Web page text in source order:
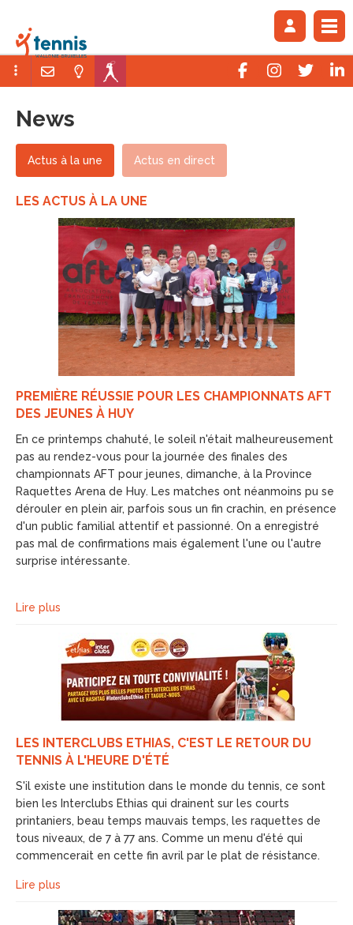
News
Actus à la une Actus en direct
LES ACTUS À LA UNE
PREMIÈRE RÉUSSIE POUR LES CHAMPIONNATS AFT
DES JEUNES À HUY
En ce printemps chahuté, le soleil n'était malheureusement
pas au rendez-vous pour la journée des finales des
championnats AFT pour jeunes, dimanche, à la Province
Raquettes Arena de Huy. Les matches ont néanmoins pu se
dérouler en plein air, parfois sous un fin crachin, en présence
d'un public familial attentif et passionné. On a enregistré
pas mal de confirmations mais également l'une ou l'autre
surprise intéressante.
Lire plus
LES INTERCLUBS ETHIAS, C'EST LE RETOUR DU
TENNIS À L'HEURE D'ÉTÉ
S'il existe une institution dans le monde du tennis, ce sont
bien les Interclubs Ethias qui drainent sur les courts
printaniers, beau temps mauvais temps, les raquettes de
tous niveaux, de 7 à 77 ans. Comme un menu d'été qui
commencerait en cette fin avril par le plat de résistance.
Lire plus